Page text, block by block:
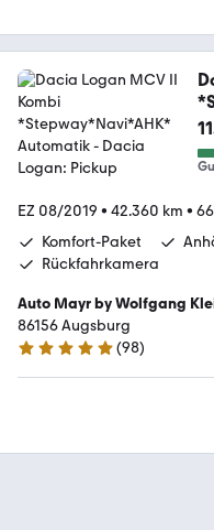
EZ 08/2019 • 42.360 km •
Komfort-Paket
Rückfahrkamera
Auto Mayr by Wolfgang
86156 Augsburg
4.9 Sterne
(98)